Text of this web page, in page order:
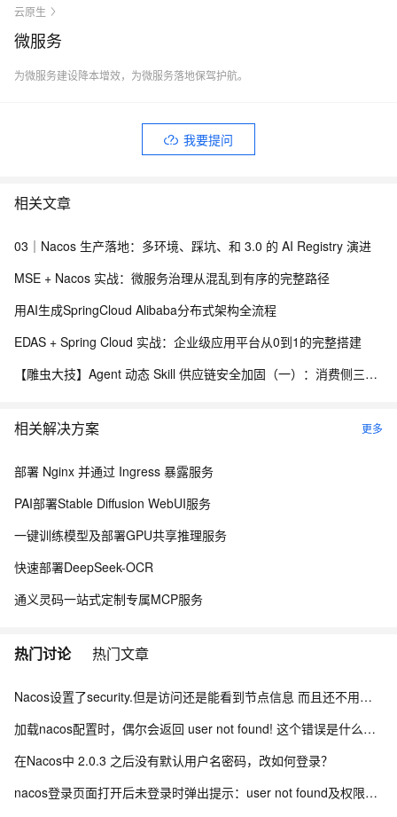
OriginTrackedYamlLoader.java:88)
at
(YamlPropertySourceLoader.java:50)
com.alibaba.cloud.nacos.parser.NacosDataParserHandler.pars
eNacosData(NacosDataParserHandler.java:92)
com.alibaba.cloud.nacos.configdata.NacosConfigDataLoader.p
at
oLoad(NacosConfigDataLoader.java:82)
at
com.alibaba.cloud.nacos.configdata.NacosConfigDataLoader.l
at
oad(NacosConfigDataLoader.java:58)
org.springframework.boot.context.config.ConfigDataLoaders.lo
ad(ConfigDataLoaders.java:108)
org.springframework.boot.context.config.ConfigDataImporter.l
oad(ConfigDataImporter.java:132)
Caused by: java.nio.charset.MalformedInputException: Input
at
281)
at
at sun.nio.cs.StreamDecoder.read(StreamDecoder.java:178)
at
云原生
微服务
为微服务建设降本增效，为微服务落地保驾护航。
我要提问
相关文章
03｜Nacos 生产落地：多环境、踩坑、和 3.0 的 AI Registry 演进
MSE + Nacos 实战：微服务治理从混乱到有序的完整路径
用AI生成SpringCloud Alibaba分布式架构全流程
EDAS + Spring Cloud 实战：企业级应用平台从0到1的完整搭建
【雕虫大技】Agent 动态 Skill 供应链安全加固（一）：消费侧三层防线实战
相关解决方案 更多
部署 Nginx 并通过 Ingress 暴露服务
PAI部署Stable Diffusion WebUI服务
一键训练模型及部署GPU共享推理服务
快速部署DeepSeek-OCR
通义灵码一站式定制专属MCP服务
热门讨论 热门文章
Nacos设置了security.但是访问还是能看到节点信息 而且还不用验证身份怎么办？
加载nacos配置时，偶尔会返回 user not found! 这个错误是什么引起的？
在Nacos中 2.0.3 之后没有默认用户名密码，改如何登录？
nacos登录页面打开后未登录时弹出提示：user not found及权限认证失败怎么办？